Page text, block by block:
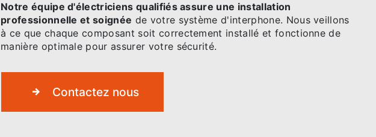
Notre équipe d'électriciens qualifiés assure une installation
professionnelle et soignée de votre système d'interphone. Nous veillons
à ce que chaque composant soit correctement installé et fonctionne de
manière optimale pour assurer votre sécurité.
Contactez nous